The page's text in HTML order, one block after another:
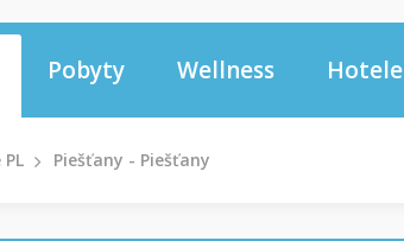
Pobyty Wellness Hotele
Piešťany - Piešťany